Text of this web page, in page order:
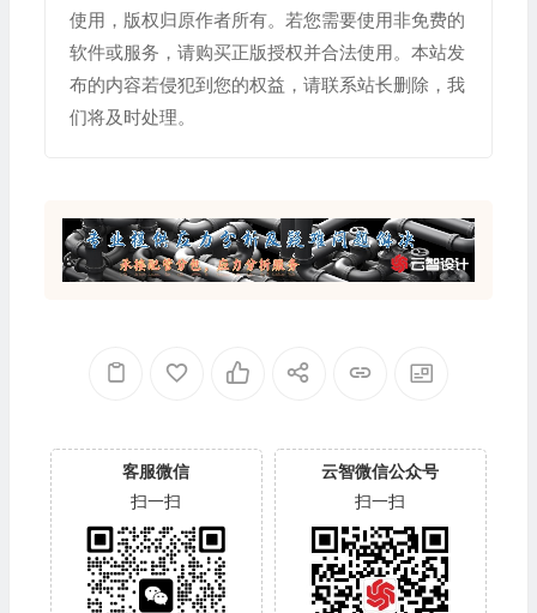
使用，版权归原作者所有。若您需要使用非免费的
软件或服务，请购买正版授权并合法使用。本站发
布的内容若侵犯到您的权益，请联系站长删除，我
们将及时处理。
客服微信
扫一扫
云智微信公众号
扫一扫